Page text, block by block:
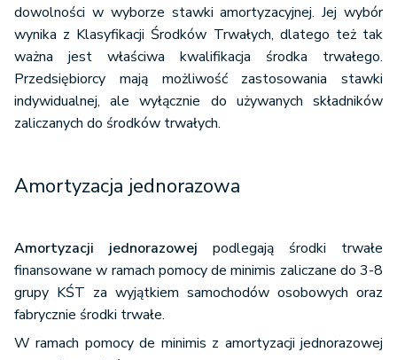
dowolności w wyborze stawki amortyzacyjnej. Jej wybór
wynika z Klasyfikacji Środków Trwałych, dlatego też tak
ważna jest właściwa kwalifikacja środka trwałego.
Przedsiębiorcy mają możliwość zastosowania stawki
indywidualnej, ale wyłącznie do używanych składników
zaliczanych do środków trwałych.
Amortyzacja jednorazowa
Amortyzacji jednorazowej podlegają środki trwałe
finansowane w ramach pomocy de minimis zaliczane do 3-8
grupy KŚT za wyjątkiem samochodów osobowych oraz
fabrycznie środki trwałe.
W ramach pomocy de minimis z amortyzacji jednorazowej